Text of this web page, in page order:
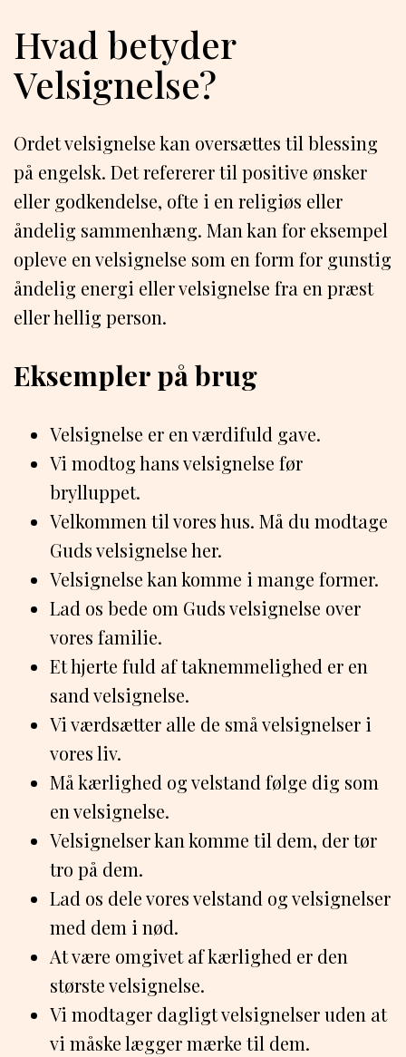
Hvad betyder
Velsignelse?
Ordet velsignelse kan oversættes til blessing
på engelsk. Det refererer til positive ønsker
eller godkendelse, ofte i en religiøs eller
åndelig sammenhæng. Man kan for eksempel
opleve en velsignelse som en form for gunstig
åndelig energi eller velsignelse fra en præst
eller hellig person.
Eksempler på brug
Velsignelse er en værdifuld gave.
Vi modtog hans velsignelse før
brylluppet.
Velkommen til vores hus. Må du modtage
Guds velsignelse her.
Velsignelse kan komme i mange former.
Lad os bede om Guds velsignelse over
vores familie.
Et hjerte fuld af taknemmelighed er en
sand velsignelse.
Vi værdsætter alle de små velsignelser i
vores liv.
Må kærlighed og velstand følge dig som
en velsignelse.
Velsignelser kan komme til dem, der tør
tro på dem.
Lad os dele vores velstand og velsignelser
med dem i nød.
At være omgivet af kærlighed er den
største velsignelse.
Vi modtager dagligt velsignelser uden at
vi måske lægger mærke til dem.